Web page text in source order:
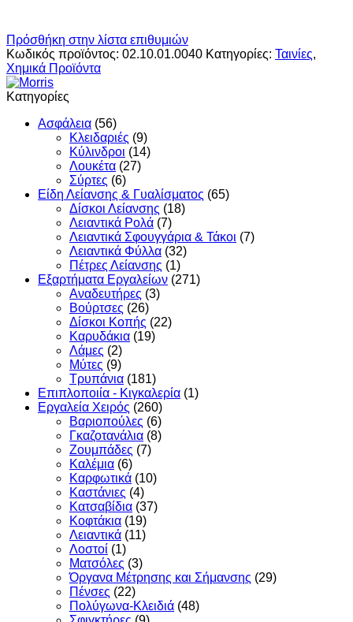
Πρόσθήκη στην λίστα επιθυμιών
Κωδικός προϊόντος: 02.10.01.0040 Κατηγορίες: Ταινίες,
Χημικά Προϊόντα
Κατηγορίες
Ασφάλεια (56)
Κλειδαριές (9)
Κύλινδροι (14)
Λουκέτα (27)
Σύρτες (6)
Είδη Λείανσης & Γυαλίσματος (65)
Δίσκοι Λείανσης (18)
Λειαντικά Ρολά (7)
Λειαντικά Σφουγγάρια & Τάκοι (7)
Λειαντικά Φύλλα (32)
Πέτρες Λείανσης (1)
Εξαρτήματα Εργαλείων (271)
Αναδευτήρες (3)
Βούρτσες (26)
Δίσκοι Κοπής (22)
Καρυδάκια (19)
Λάμες (2)
Μύτες (9)
Τρυπάνια (181)
Επιπλοποιία - Κιγκαλερία (1)
Εργαλεία Χειρός (260)
Βαριοπούλες (6)
Γκαζοτανάλια (8)
Ζουμπάδες (7)
Καλέμια (6)
Καρφωτικά (10)
Καστάνιες (4)
Κατσαβίδια (37)
Κοφτάκια (19)
Λειαντικά (11)
Λοστοί (1)
Ματσόλες (3)
Όργανα Μέτρησης και Σήμανσης (29)
Πένσες (22)
Πολύγωνα-Κλειδιά (48)